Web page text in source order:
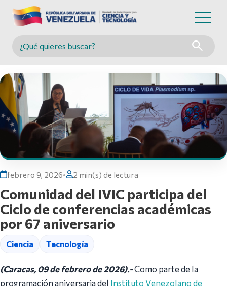
Buscar en MINCYT
febrero 9, 2026• 2 min(s) de lectura
Comunidad del IVIC participa del
Ciclo de conferencias académicas
por 67 aniversario
Ciencia Tecnología
(Caracas, 09 de febrero de 2026).-Como parte de la
programación aniversaria del Instituto Venezolano de